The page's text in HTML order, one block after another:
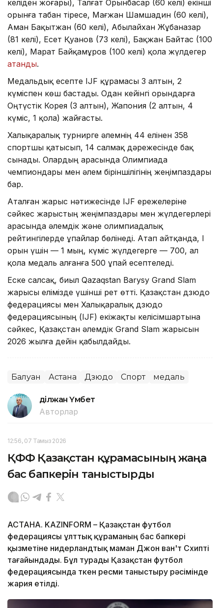
келіден жоғары), Талғат Орынбасар (60 келі) екінші
орынға табан тіресе, Мағжан Шамшадин (60 келі),
Аман Бақытжан (60 келі), Абылайхан Жұбаназар
(81 келі), Есет Қуанов (73 келі), Бақжан Байтас (100
келі), Марат Байқамұров (100 келі) қола жүлдегер
атанды.
Медальдық есепте IJF құрамасы 3 алтын, 2
күміспен көш бастады. Одан кейінгі орындарға
Оңтүстік Корея (3 алтын), Жапония (2 алтын, 4
күміс, 1 қола) жайғасты.
Халықаралық турнирге әлемнің 44 елінен 358
спортшы қатысып, 14 салмақ дәрежесінде бақ
сынады. Олардың арасында Олимпиада
чемпиондары мен әлем біріншілігінің жеңімпаздары
бар.
Аталған жарыс нәтижесінде IJF ережелеріне
сәйкес жарыстың жеңімпаздары мен жүлдегерлері
арасында әлемдік және олимпиадалық
рейтингілерде ұпайлар бөлінеді. Атап айтқанда, І
орын үшін — 1 мың, күміс жүлдегерге — 700, ал
қола медаль алғанға 500 ұпай есептеледі.
Еске салсақ, биыл Qazaqstan Barysy Grand Slam
жарысы елімізде үшінші рет өтті. Қазақстан дзюдо
федерациясы мен Халықаралық дзюдо
федерациясының (IJF) екіжақты келісімшартына
сәйкес, Қазақстан әлемдік Grand Slam жарысын
2026 жылға дейін қабылдайды.
Балуан Астана Дзюдо Спорт медаль
Әділжан Үмбет
Авторлар
12:56, 07 Тамыз 2026
ҚФФ Қазақстан құрамасының жаңа
бас бапкерін таныстырды
АСТАНА. KAZINFORM – Қазақстан футбол
федерациясы ұлттық құраманың бас бапкері
қызметіне нидерландтық маман Джон ван'т Схипті
тағайындады. Бұл турады Қазақстан футбол
федерациясында өткен ресми таныстыру рәсімінде
жария етілді.